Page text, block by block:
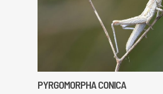
PYRGOMORPHA CONICA